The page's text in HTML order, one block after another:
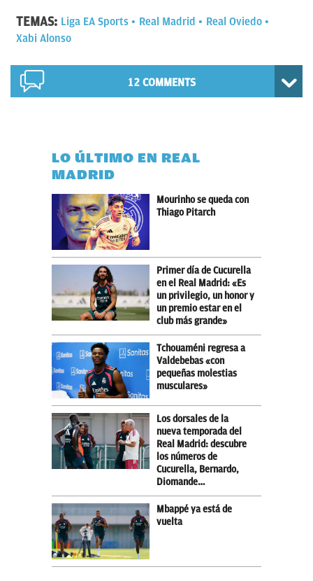
TEMAS: Liga EA Sports Real Madrid
Real Oviedo
Xabi Alonso
12 COMMENTS
LO ÚLTIMO EN REAL
MADRID
Mourinho se queda con
Thiago Pitarch
Primer día de Cucurella
en el Real Madrid: «Es
un privilegio, un honor y
un premio estar en el
club más grande»
Tchouaméni regresa a
Valdebebas «con
pequeñas molestias
musculares»
Los dorsales de la
nueva temporada del
Real Madrid: descubre
los números de
Cucurella, Bernardo,
Diomande…
Mbappé ya está de
vuelta